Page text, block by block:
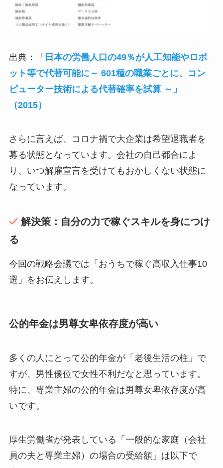
出典：「 日本の労働人口の49％が人工知能やロボ
ット等で代替可能に～ 601種の職業ごとに、コン
ピューター技術による代替確率を試算 ～」
（2015）
さらに言えば、コロナ禍で大企業は希望退職者を
募る状態となっています。会社の自己都合によ
り、いつ解雇宣言を受けてもおかしくない状態に
なっています。
解決策：自分の力で稼ぐスキルを身につけ
る
今回の戦略会議では「おうちで稼ぐ高収入仕事10
選」をお伝えします。
公的年金は男尊女卑依存度が高い
多くの人にとって公的年金が「老後生活の柱」で
すが、男性優位で女性不利だなと思っています。
特に、専業主婦の公的年金は男尊女卑依存度が高
いです。
厚生労働省が発表している「一般的な家庭（会社
員の夫と専業主婦）の場合の受給額」は以下で